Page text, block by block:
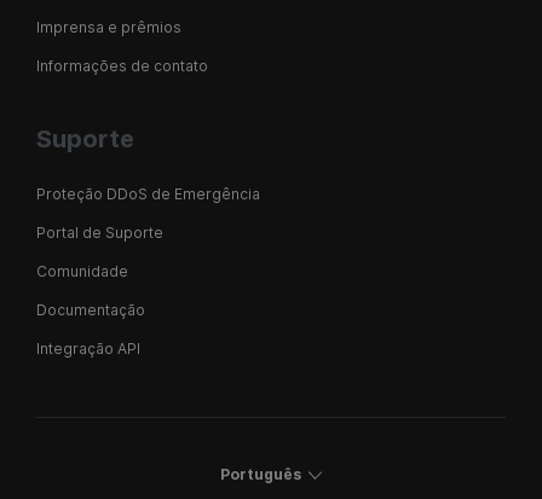
Imprensa e prêmios
Informações de contato
Suporte
Proteção DDoS de Emergência
Portal de Suporte
Comunidade
Documentação
Integração API
Português